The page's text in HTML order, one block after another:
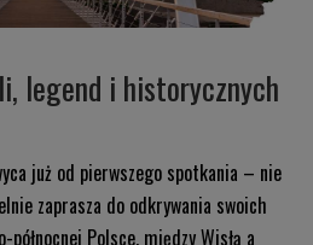
legend i historycznych
już od pierwszego spotkania – nie
zaprasza do odkrywania swoich
północnej Polsce, między Wisłą a